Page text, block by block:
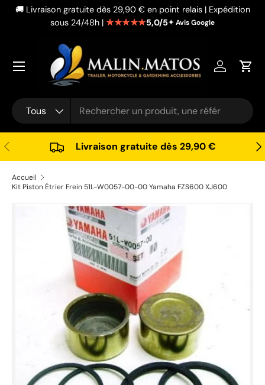
Aller au contenu
🚚 Livraison gratuite dès 29,90 € en point relais | Expédition
sous 24/48h | ★★★★★5,0/5✦ Avis Google
Recherche
Type de produit
Tous
Se
Précédent Livraison gratuite dès 29,90 €
Accueil
Kit Piston Étrier Frein 51L-W0057-00-00 Yamaha FZS600 XJ600
Passer aux informations produits